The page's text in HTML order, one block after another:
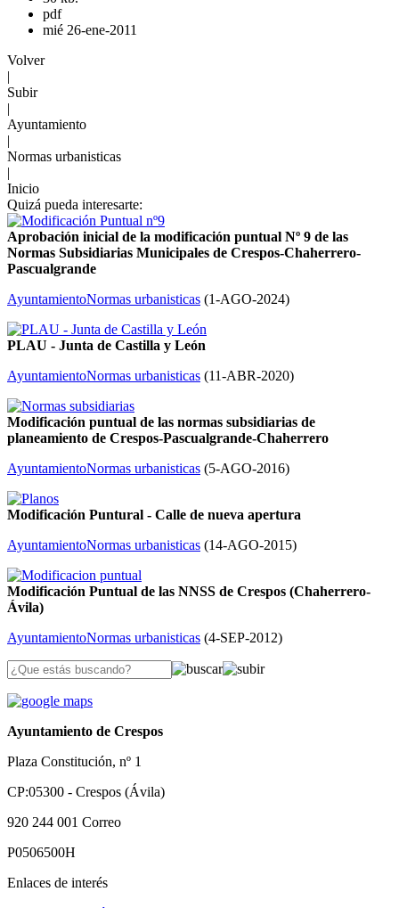
pdf
mié 26-ene-2011
Volver
|
Subir
|
Ayuntamiento
|
Normas urbanisticas
|
Inicio
Quizá pueda interesarte:
Aprobación inicial de la modificación puntual Nº 9 de las
Normas Subsidiarias Municipales de Crespos-Chaherrero-
Pascualgrande
AyuntamientoNormas urbanisticas (1-AGO-2024)
PLAU - Junta de Castilla y León
AyuntamientoNormas urbanisticas (11-ABR-2020)
Modificación puntual de las normas subsidiarias de
planeamiento de Crespos-Pascualgrande-Chaherrero
AyuntamientoNormas urbanisticas (5-AGO-2016)
Modificación Puntural - Calle de nueva apertura
AyuntamientoNormas urbanisticas (14-AGO-2015)
Modificación Puntual de las NNSS de Crespos (Chaherrero-
Ávila)
AyuntamientoNormas urbanisticas (4-SEP-2012)
Ayuntamiento de Crespos
Plaza Constitución, nº 1
CP:05300 - Crespos (Ávila)
920 244 001 Correo
P0506500H
Enlaces de interés